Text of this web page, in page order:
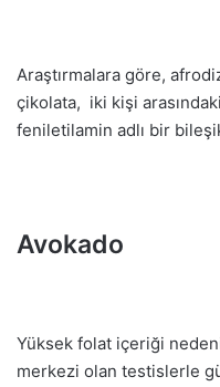
Araştırmalara göre,
çikolata, iki kişi
feniletilamin adlı bir
Avokado
Yüksek folat içeriği
merkezi olan testislerle